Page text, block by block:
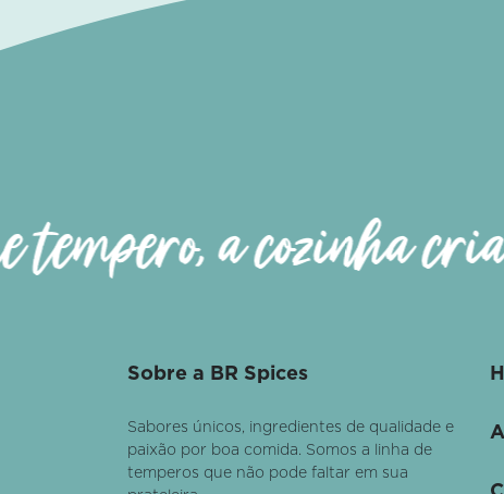
a cozinha
Sobre a BR Spices
Sabores únicos, ingredientes de qualidade e
paixão por boa comida. Somos a linha de
temperos que não pode faltar em sua